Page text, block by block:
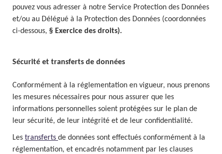
pouvez vous adresser à notre Service Protection des Données
et/ou au Délégué à la Protection des Données (coordonnées
ci-dessous, § Exercice des droits).
Sécurité et transferts de données
Conformément à la réglementation en vigueur, nous prenons
les mesures nécessaires pour nous assurer que les
informations personnelles soient protégées sur le plan de
leur sécurité, de leur intégrité et de leur confidentialité.
Les transferts de données sont effectués conformément à la
réglementation, et encadrés notamment par les clauses